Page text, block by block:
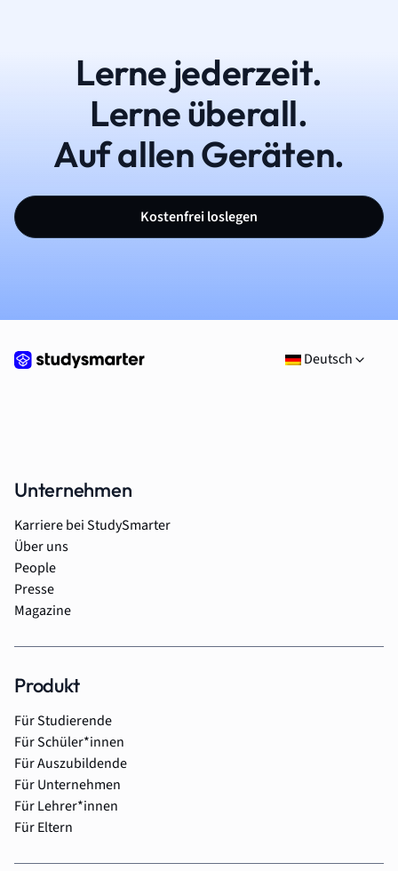
Lerne jederzeit.
Lerne überall.
Auf allen Geräten.
Kostenfrei loslegen
Deutsch
Unternehmen
Karriere bei StudySmarter
Über uns
People
Presse
Magazine
Produkt
Für Studierende
Für Schüler*innen
Für Auszubildende
Für Unternehmen
Für Lehrer*innen
Für Eltern